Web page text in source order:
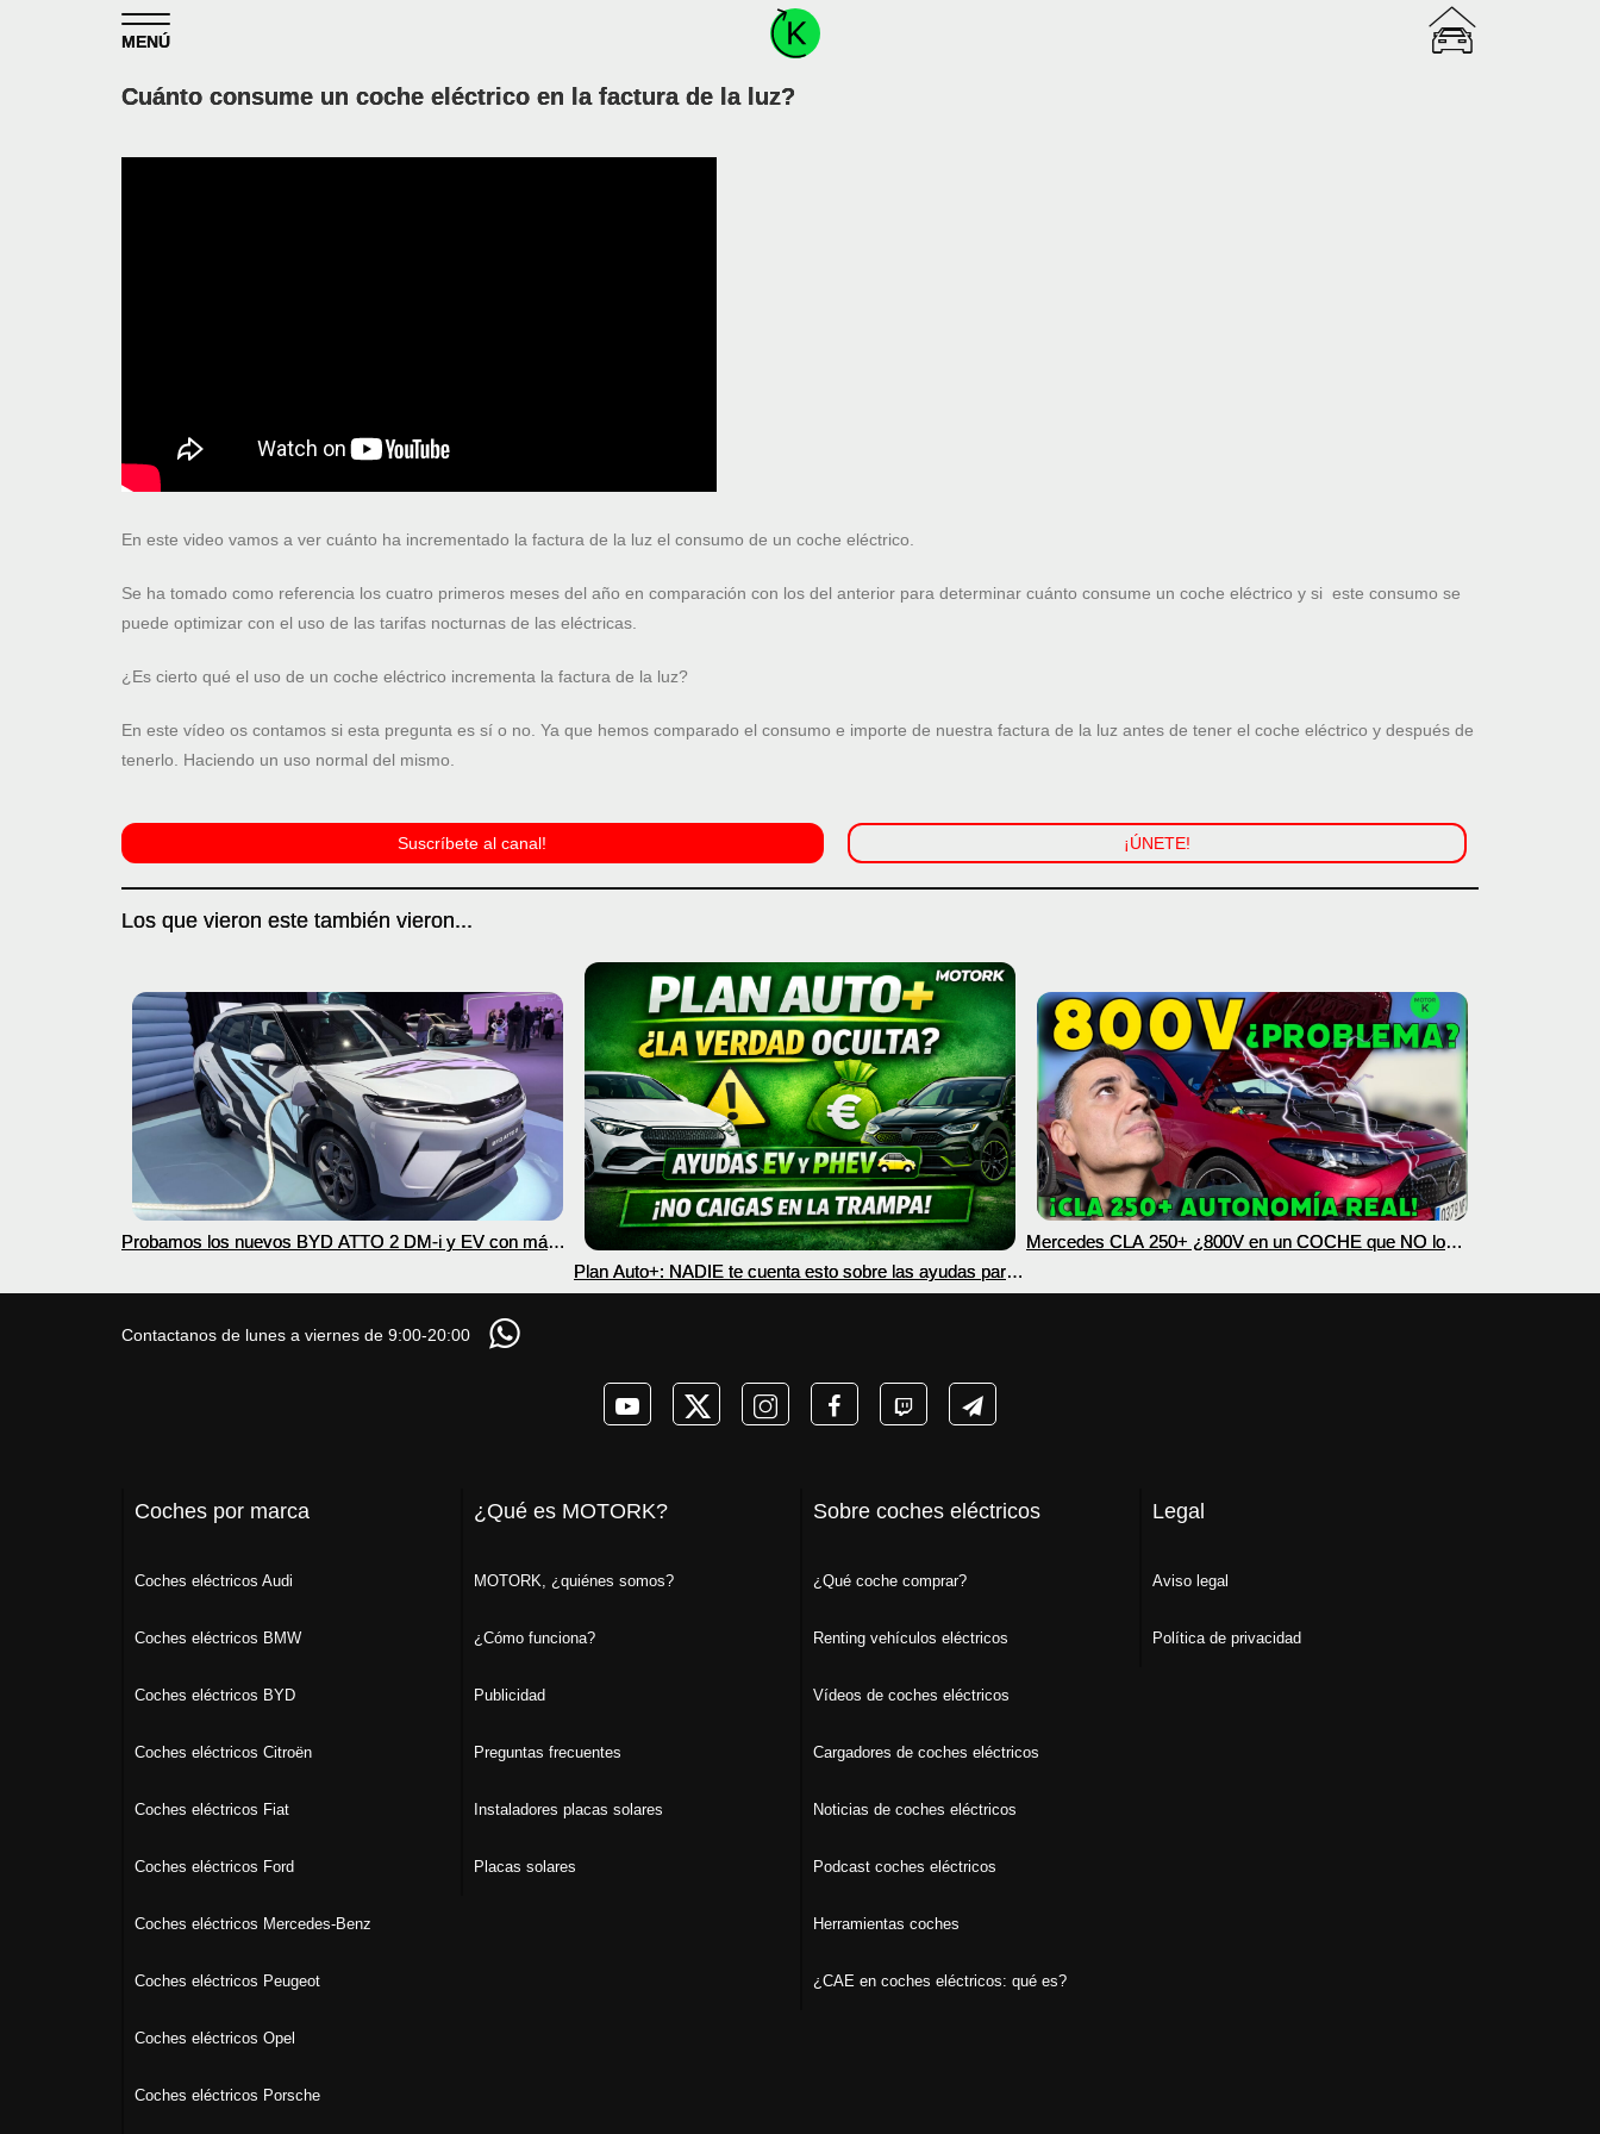
MENÚ
Cuánto consume un coche eléctrico en la factura de la luz?
En este video vamos a ver cuánto ha incrementado la factura de la luz el consumo de un coche eléctrico.
Se ha tomado como referencia los cuatro primeros meses del año en comparación con los del anterior para determinar cuánto consume un coche eléctrico y si este consumo se
puede optimizar con el uso de las tarifas nocturnas de las eléctricas.
¿Es cierto qué el uso de un coche eléctrico incrementa la factura de la luz?
En este vídeo os contamos si esta pregunta es sí o no. Ya que hemos comparado el consumo e importe de nuestra factura de la luz antes de tener el coche eléctrico y después de
tenerlo. Haciendo un uso normal del mismo.
Suscríbete al canal! ¡ÚNETE!
Los que vieron este también vieron...
Probamos los nuevos BYD ATTO 2 DM-i y EV con más
Plan Auto+: NADIE te cuenta esto sobre las ayudas para
coches eléctricos y PHEV 2026
Mercedes CLA 250+ ¿800V en un COCHE que NO lo
Contactanos de lunes a viernes de 9:00-20:00
Coches por marca
Coches eléctricos Audi
Coches eléctricos BMW
Coches eléctricos BYD
Coches eléctricos Citroën
Coches eléctricos Fiat
Coches eléctricos Ford
Coches eléctricos Mercedes-Benz
Coches eléctricos Peugeot
Coches eléctricos Opel
Coches eléctricos Porsche
¿Qué es MOTORK?
MOTORK, ¿quiénes somos?
¿Cómo funciona?
Publicidad
Preguntas frecuentes
Instaladores placas solares
Placas solares
Sobre coches eléctricos
¿Qué coche comprar?
Renting vehículos eléctricos
Vídeos de coches eléctricos
Cargadores de coches eléctricos
Noticias de coches eléctricos
Podcast coches eléctricos
Herramientas coches
¿CAE en coches eléctricos: qué es?
Legal
Aviso legal
Política de privacidad